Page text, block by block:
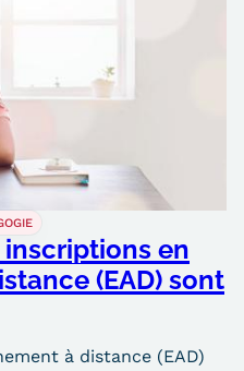
inscriptions en
(EAD) sont
à distance (EAD)